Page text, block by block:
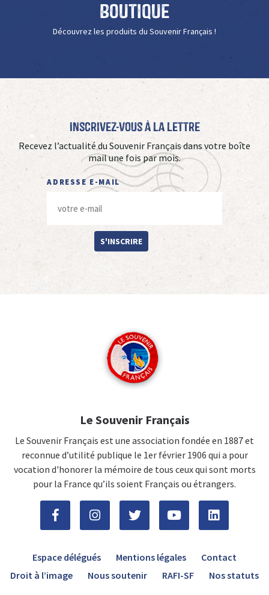
Boutique
Découvrez les produits du Souvenir Français !
Inscrivez-vous à La Lettre
Recevez l’actualité du Souvenir Français dans votre boîte
mail une fois par mois.
ADRESSE E-MAIL
S'INSCRIRE
Le Souvenir Français
Le Souvenir Français est une association fondée en 1887 et
reconnue d’utilité publique le 1er février 1906 qui a pour
vocation d'honorer la mémoire de tous ceux qui sont morts
pour la France qu’ils soient Français ou étrangers.
Espace délégués Mentions légales
Contact
Droit à l’image
Nous soutenir RAFI-SF Nos statuts